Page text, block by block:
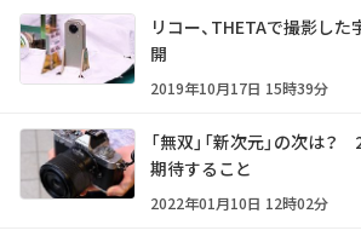
リコー、THETAで撮影し
開
2019年10月17日 15時39分
「無双」「新次元」の次は
期待すること
2022年01月10日 12時02分